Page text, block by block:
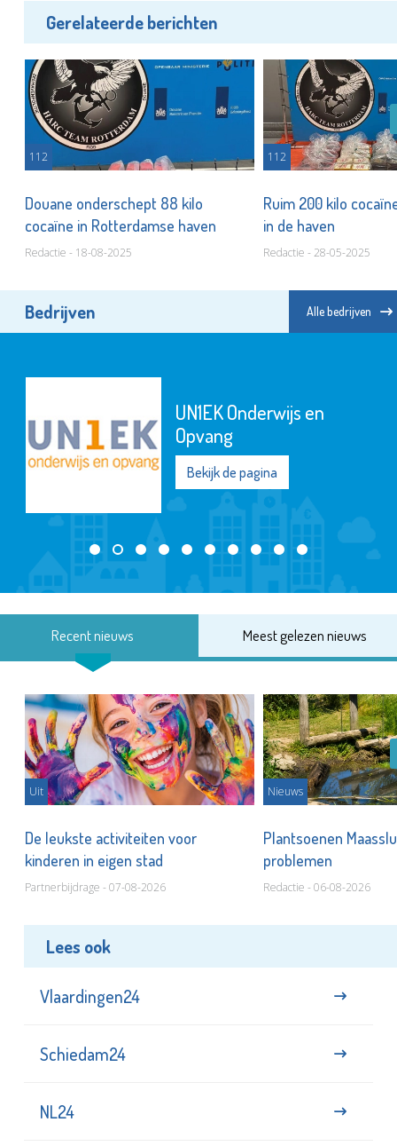
Gerelateerde berichten
112
Douane onderschept 88 kilo
cocaïne in Rotterdamse haven
Redactie - 18-08-2025
112
Ruim 200 kilo
in de haven
Redactie - 28-05-2025
Bedrijven Alle bedrijven
UN1EK Onderwijs en
Opvang
Bekijk de pagina
Recent nieuws Meest gelezen nieuws
Uit
De leukste activiteiten voor
kinderen in eigen stad
Partnerbijdrage - 07-08-2026
Nieuws
Plantsoenen
problemen
Redactie - 06-08-2026
Lees ook
Vlaardingen24
Schiedam24
NL24